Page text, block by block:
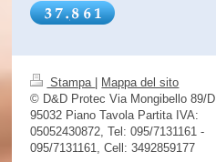
Stampa
Mappa del sito
© D&D Protec Via Mongibello 89/D
95032 Piano Tavola Partita IVA:
05052430872, Tel: 095/7131161 -
095/7131161, Cell: 3492859177